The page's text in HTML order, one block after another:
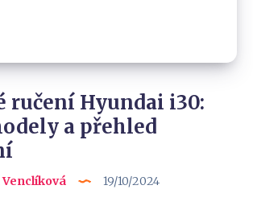
ručení Hyundai i30:
a přehled
19/10/2024